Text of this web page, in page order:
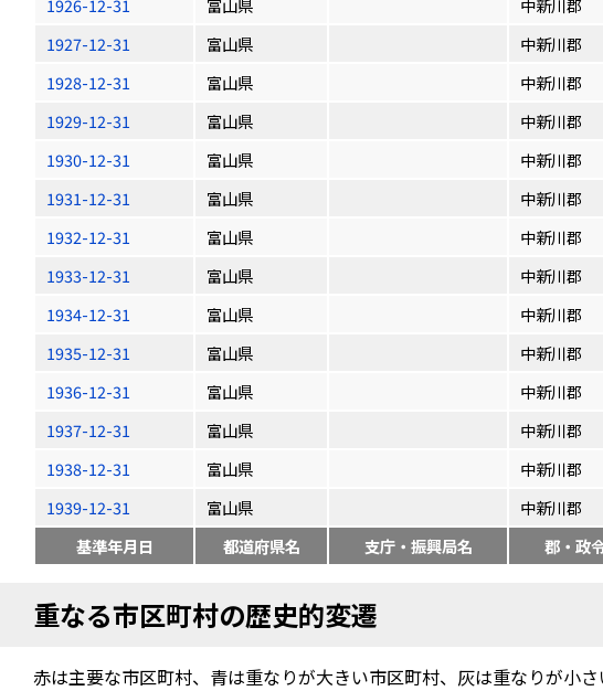
1926-12-31
富山県 中新川郡
1927-12-31
富山県 中新川郡
1928-12-31
富山県 中新川郡
1929-12-31
富山県 中新川郡
1930-12-31
富山県 中新川郡
1931-12-31
富山県 中新川郡
1932-12-31
富山県 中新川郡
1933-12-31
富山県 中新川郡
1934-12-31
富山県 中新川郡
1935-12-31
富山県 中新川郡
1936-12-31
富山県 中新川郡
1937-12-31
富山県 中新川郡
1938-12-31
富山県 中新川郡
1939-12-31
富山県 中新川郡
基準年月日
都道府県名 支庁・振興局名 郡・政
重なる市区町村の歴史的変遷
赤は主要な市区町村、青は重なりが大きい市区町村、灰は重なりが小